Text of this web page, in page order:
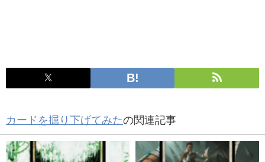
カードを掘り下げてみたの関連記事